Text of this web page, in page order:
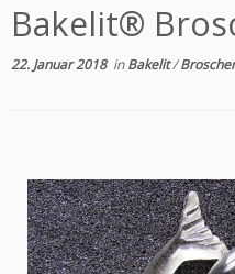
Bakelit®
22. Januar 2018inBakelit/